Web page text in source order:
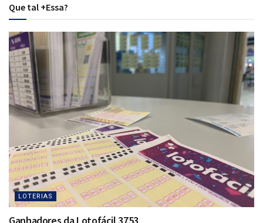
Que tal +Essa?
LOTERIAS
Ganhadores da Lotofácil 3753